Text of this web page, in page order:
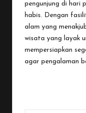
pengunjung di hari
habis. Dengan
alam yang
wisata yang layak
mempersiapkan
agar pengalaman